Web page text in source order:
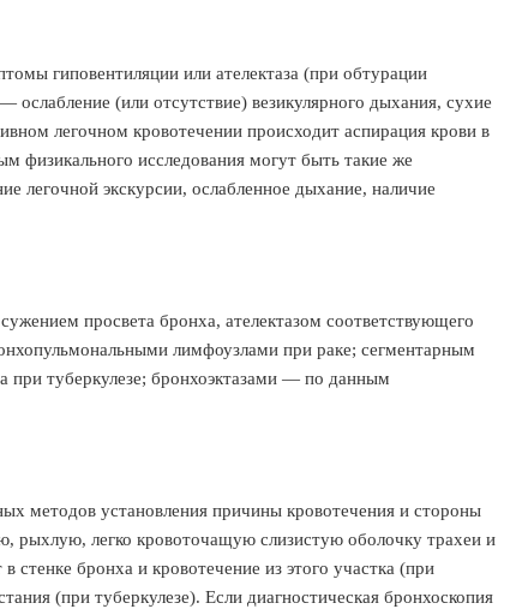
гиповентиляции или ателектаза (при обтурации
(или отсутствие) везикулярного дыхания, сухие
легочном кровотечении происходит аспирация крови в
физикального исследования могут быть такие же
легочной экскурсии, ослабленное дыхание, наличие
просвета бронха, ателектазом соответствующего
лимфоузлами при раке; сегментарным
при туберкулезе; бронхоэктазами — по данным
методов установления причины кровотечения и стороны
легко кровоточащую слизистую оболочку трахеи и
бронха и кровотечение из этого участка (при
(при туберкулезе). Если диагностическая бронхоскопия